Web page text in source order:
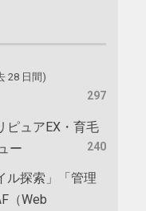
28 日間)
297
ピュアEX・育毛
ー
240
ル探索」「管理
（Web